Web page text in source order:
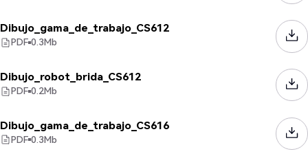
Dibujo_gama_de_trabajo_CS612
PDF 0.3Mb
Dibujo_robot_brida_CS612
PDF 0.2Mb
Dibujo_gama_de_trabajo_CS616
PDF 0.3Mb